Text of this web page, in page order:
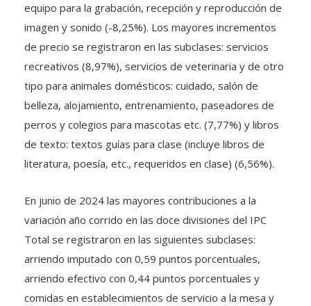
equipo para la grabación, recepción y reproducción de
imagen y sonido (-8,25%). Los mayores incrementos
de precio se registraron en las subclases: servicios
recreativos (8,97%), servicios de veterinaria y de otro
tipo para animales domésticos: cuidado, salón de
belleza, alojamiento, entrenamiento, paseadores de
perros y colegios para mascotas etc. (7,77%) y libros
de texto: textos guías para clase (incluye libros de
literatura, poesía, etc., requeridos en clase) (6,56%).
En junio de 2024 las mayores contribuciones a la
variación año corrido en las doce divisiones del IPC
Total se registraron en las siguientes subclases:
arriendo imputado con 0,59 puntos porcentuales,
arriendo efectivo con 0,44 puntos porcentuales y
comidas en establecimientos de servicio a la mesa y